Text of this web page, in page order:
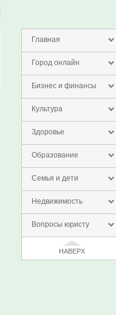
Главная
Город онлайн
Бизнес и финансы
Культура
Здоровье
Образование
Семья и дети
Недвижимость
Вопросы юристу
НАВЕРХ